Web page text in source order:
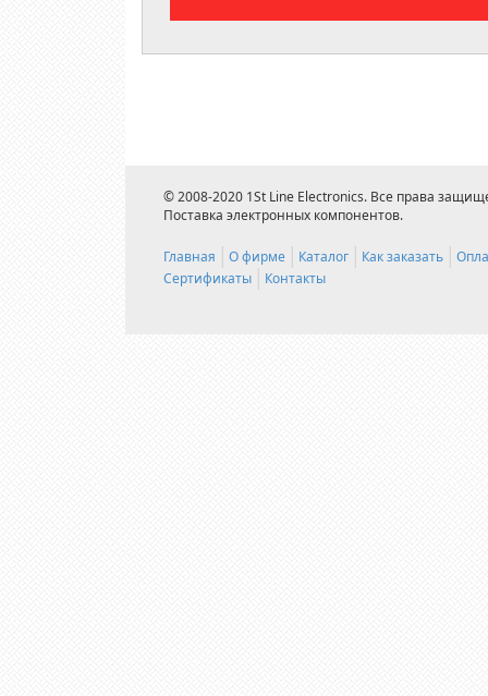
© 2008-2020 1St Line Electronics. Все права
Поставка электронных компонентов.
Главная О фирме Каталог Как заказать
Сертификаты
Контакты